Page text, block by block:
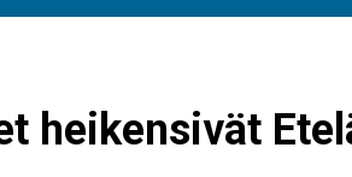
heikensivät